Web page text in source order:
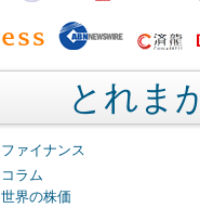
とれま
ファイナンス
コラム
世界の株価